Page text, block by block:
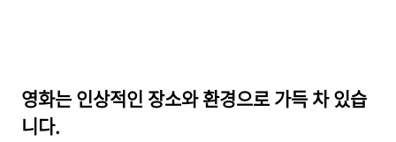
영화는 인상적인 장소와 환경으로 가득 차 있습
니다.